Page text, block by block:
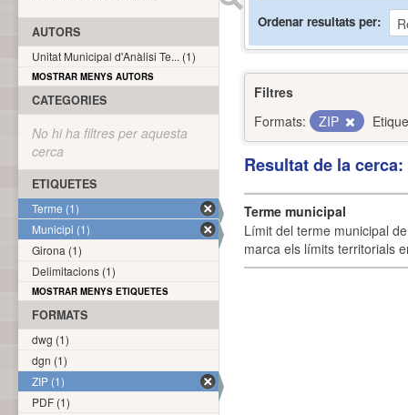
Ordenar resultats per
Filtres
Formats:
ZIP
Resultat de la
Terme municipal
Límit del terme municipal
marca els límits territorials
AUTORS
Unitat Municipal d'Anàlisi Te... (1)
MOSTRAR MENYS AUTORS
CATEGORIES
No hi ha filtres per aquesta
cerca
ETIQUETES
Terme (1)
Municipi (1)
Girona (1)
Delimitacions (1)
MOSTRAR MENYS ETIQUETES
FORMATS
dwg (1)
dgn (1)
ZIP (1)
PDF (1)